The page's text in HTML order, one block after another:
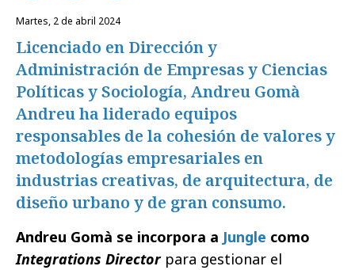
martes, 2 de abril 2024
Licenciado en Dirección y
Administración de Empresas y Ciencias
Políticas y Sociología, Andreu Gomà
Andreu ha liderado equipos
responsables de la cohesión de valores y
metodologías empresariales en
industrias creativas, de arquitectura, de
diseño urbano y de gran consumo.
Andreu Gomà se incorpora a Jungle como
Integrations Director para gestionar el